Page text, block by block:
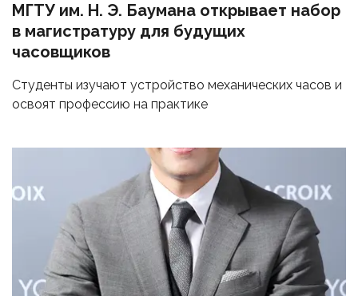
МГТУ им. Н. Э. Баумана открывает набор
в магистратуру для будущих
часовщиков
Студенты изучают устройство механических часов и
освоят профессию на практике